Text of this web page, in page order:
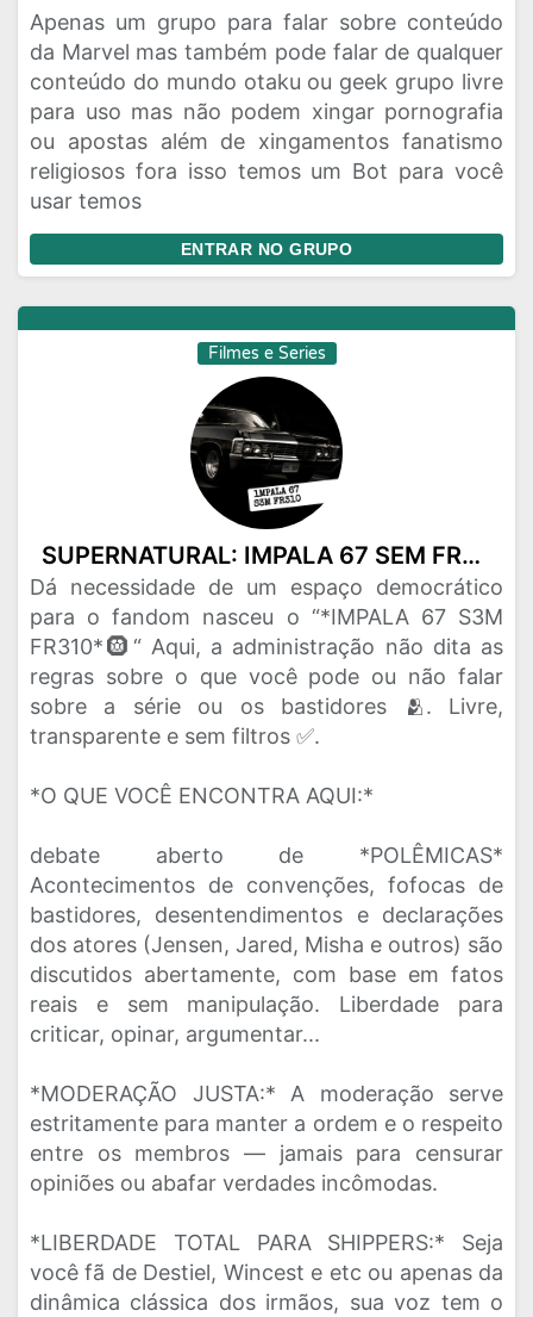
Rede Social
Religiao
Status
Vagas de Emprego
Viagem Videos
Apenas um grupo para falar sobre conteúdo
da Marvel mas também pode falar de qualquer
conteúdo do mundo otaku ou geek grupo livre
para uso mas não podem xingar pornografia
ou apostas além de xingamentos fanatismo
religiosos fora isso temos um Bot para você
usar temos
ENTRAR NO GRUPO
Filmes e Series
SUPERNATURAL: IMPALA 67 SEM FREIO 🛞
Dá necessidade de um espaço democrático
para o fandom nasceu o “*IMPALA 67 S3M
FR310*🛞“ Aqui, a administração não dita as
regras sobre o que você pode ou não falar
sobre a série ou os bastidores 🫂. Livre,
transparente e sem filtros ✅.
*O QUE VOCÊ ENCONTRA AQUI:*
debate aberto de *POLÊMICAS*
Acontecimentos de convenções, fofocas de
bastidores, desentendimentos e declarações
dos atores (Jensen, Jared, Misha e outros) são
discutidos abertamente, com base em fatos
reais e sem manipulação. Liberdade para
criticar, opinar, argumentar...
*MODERAÇÃO JUSTA:* A moderação serve
estritamente para manter a ordem e o respeito
entre os membros — jamais para censurar
opiniões ou abafar verdades incômodas.
*LIBERDADE TOTAL PARA SHIPPERS:* Seja
você fã de Destiel, Wincest e etc ou apenas da
dinâmica clássica dos irmãos, sua voz tem o